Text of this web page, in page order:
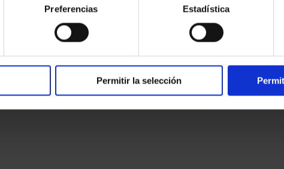
Preferencias Estadística
Permitir la selección
Canal ético